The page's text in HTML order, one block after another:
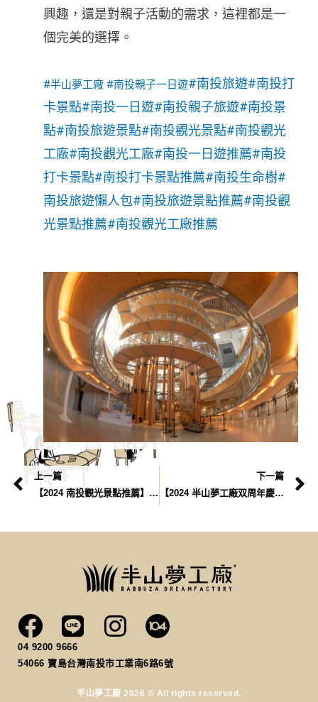
興趣，還是對親子活動的需求，這裡都是一
個完美的選擇。
#半山夢工廠 #南投親子一日遊#南投旅遊#南投打
卡景點#南投一日遊#南投親子旅遊#南投景
點#南投旅遊景點#南投觀光景點#南投觀光
工廠#南投觀光工廠#南投一日遊推薦#南投
打卡景點#南投打卡景點推薦#南投生命樹#
南投旅遊懶人包#南投旅遊景點推薦#南投觀
光景點推薦#南投觀光工廠推薦
上一篇
【2024 南投觀光景點推薦】半山夢工廠
下一篇
【2024 半山夢工廠双周年慶】線上DM搶先看!
04 9200 9666
54066 寶島台灣南投市工業南6路6號
半山夢工廠 2026 © All rights reserved.